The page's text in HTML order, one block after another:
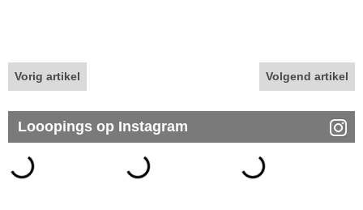
Vorig artikel Volgend artikel
Looopings op Instagram